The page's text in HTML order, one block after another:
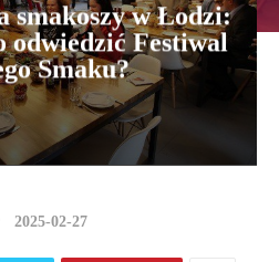
smakoszy w Łodzi:
odwiedzić Festiwal
Smaku?
2025-02-27